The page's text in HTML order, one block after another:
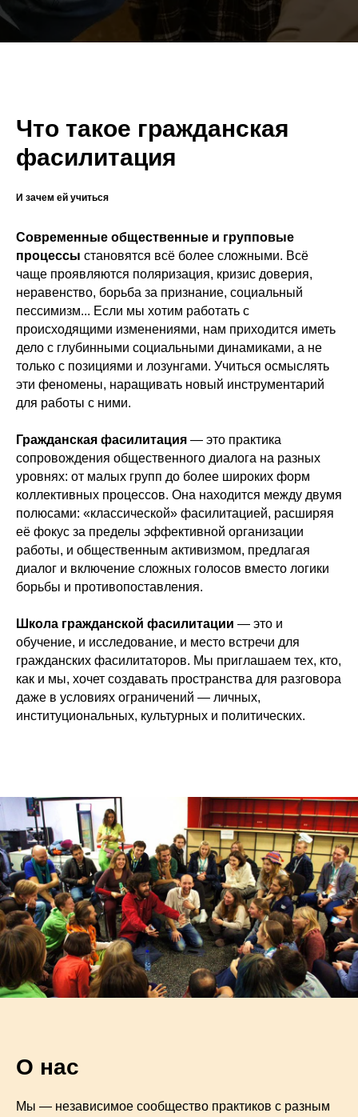
Что такое гражданская
фасилитация
И зачем ей учиться
Современные общественные и групповые
процессы становятся всё более сложными. Всё
чаще проявляются поляризация, кризис доверия,
неравенство, борьба за признание, социальный
пессимизм... Если мы хотим работать с
происходящими изменениями, нам приходится иметь
дело с глубинными социальными динамиками, а не
только с позициями и лозунгами. Учиться осмыслять
эти феномены, наращивать новый инструментарий
для работы с ними.
Гражданская фасилитация — это практика
сопровождения общественного диалога на разных
уровнях: от малых групп до более широких форм
коллективных процессов. Она находится между двумя
полюсами: «классической» фасилитацией, расширяя
её фокус за пределы эффективной организации
работы, и общественным активизмом, предлагая
диалог и включение сложных голосов вместо логики
борьбы и противопоставления.
Школа гражданской фасилитации — это и
обучение, и исследование, и место встречи для
гражданских фасилитаторов. Мы приглашаем тех, кто,
как и мы, хочет создавать пространства для разговора
даже в условиях ограничений — личных,
институциональных, культурных и политических.
О нас
Мы — независимое сообщество практиков с разным